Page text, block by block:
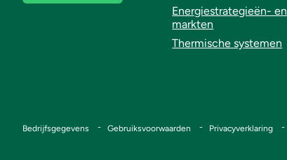
Energiestrategieën- en
markten
Thermische systemen
Voet
Bedrijfsgegevens Gebruiksvoorwaarden Privacyverklaring